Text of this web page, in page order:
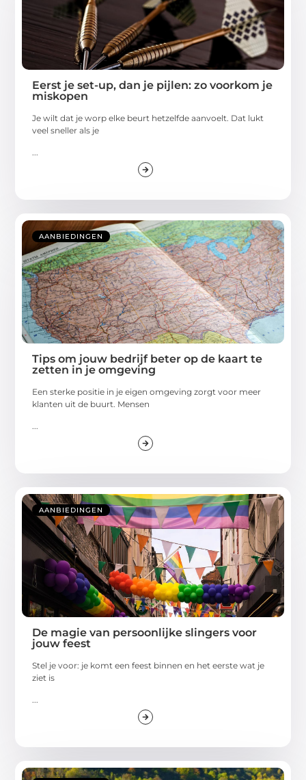
Eerst je set-up, dan je pijlen: zo voorkom je
miskopen
Je wilt dat je worp elke beurt hetzelfde aanvoelt. Dat lukt
veel sneller als je
...
AANBIEDINGEN
Tips om jouw bedrijf beter op de kaart te
zetten in je omgeving
Een sterke positie in je eigen omgeving zorgt voor meer
klanten uit de buurt. Mensen
...
AANBIEDINGEN
De magie van persoonlijke slingers voor
jouw feest
Stel je voor: je komt een feest binnen en het eerste wat je
ziet is
...